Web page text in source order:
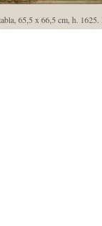
65,5 x 66,5 cm, h. 1625.